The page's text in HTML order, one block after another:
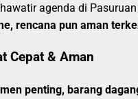
agenda di
rencana pun aman
Cepat & Aman
penting, barang